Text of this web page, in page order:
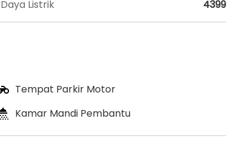
Daya Listrik 4399
Tempat Parkir Motor
Kamar Mandi Pembantu